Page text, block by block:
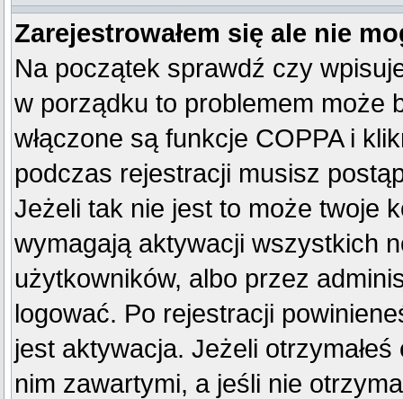
Zarejestrowałem się ale nie
Na początek sprawdź czy
w porządku to problemem może
włączone są funkcje COPPA i
podczas rejestracji musisz
Jeżeli tak nie jest to może twoje
wymagają aktywacji wszystkich
użytkowników, albo przez
logować. Po rejestracji
jest aktywacja. Jeżeli
nim zawartymi, a jeśli nie